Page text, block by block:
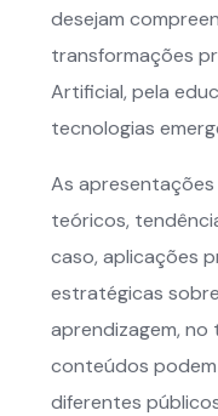
desejam
transformações
Artificial, pela
tecnologias
As
teóricos,
caso, aplicações
estratégicas
aprendizagem, no
conteúdos
diferentes